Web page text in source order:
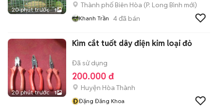
20 phút trước 1
Thành phố Biên Hòa (P. Long Bình mới)
Khanh Trần 4đã bán
20 phút trước 1
Kìm cắt tuốt dây điện kim loại đỏ
Đã sử dụng
200.000 đ
Huyện Hòa Thành
ĐĐặng Đăng Khoa